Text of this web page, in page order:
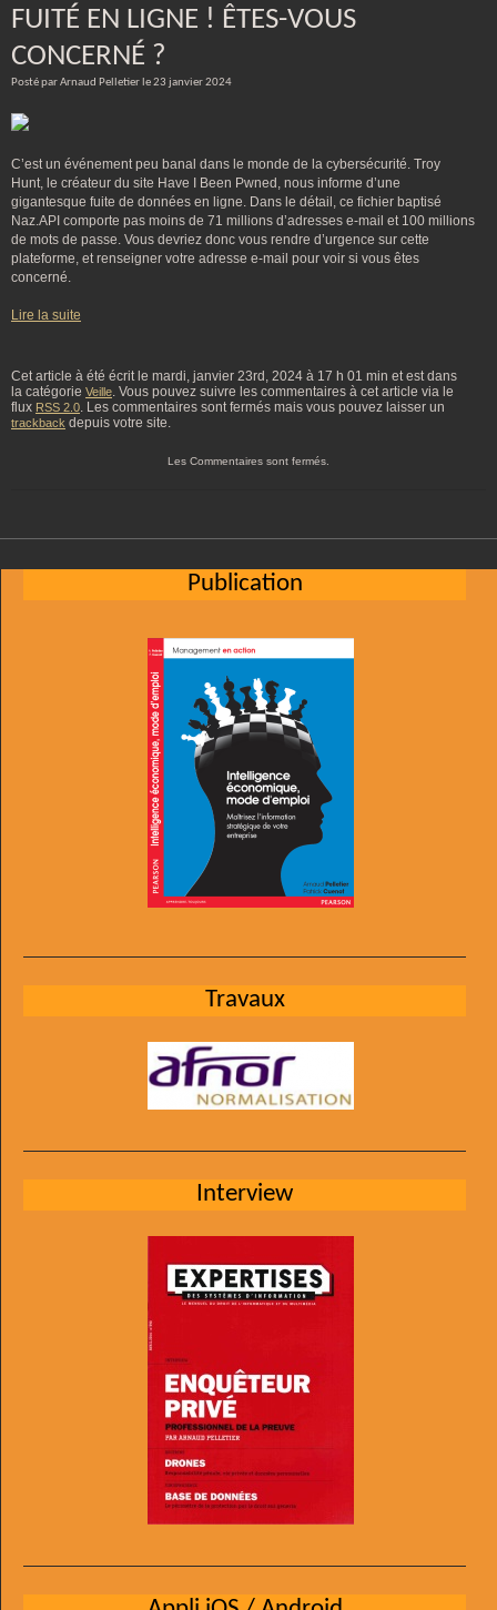
FUITÉ EN LIGNE ! ÊTES-VOUS
CONCERNÉ ?
Posté par Arnaud Pelletier le 23 janvier 2024
C’est un événement peu banal dans le monde de la cybersécurité. Troy
Hunt, le créateur du site Have I Been Pwned, nous informe d’une
gigantesque fuite de données en ligne. Dans le détail, ce fichier baptisé
Naz.API comporte pas moins de 71 millions d’adresses e-mail et 100 millions
de mots de passe. Vous devriez donc vous rendre d’urgence sur cette
plateforme, et renseigner votre adresse e-mail pour voir si vous êtes
concerné.
Lire la suite
Cet article à été écrit le mardi, janvier 23rd, 2024 à 17 h 01 min et est dans
la catégorie Veille. Vous pouvez suivre les commentaires à cet article via le
flux RSS 2.0. Les commentaires sont fermés mais vous pouvez laisser un
trackback depuis votre site.
Les Commentaires sont fermés.
Publication
Travaux
Interview